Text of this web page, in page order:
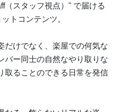
（スタッフ視点）" で届ける
トコンテンツ。
だけでなく、楽屋での何気な
バー同士の自然なやり取りな
取ることのできる日常を発信